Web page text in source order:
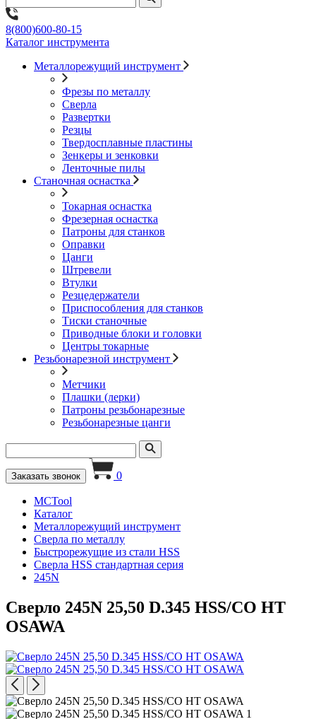
8(800)600-80-15
Каталог инструмента
Металлорежущий инструмент
Фрезы по металлу
Сверла
Развертки
Резцы
Твердосплавные пластины
Зенкеры и зенковки
Ленточные пилы
Станочная оснастка
Токарная оснастка
Фрезерная оснастка
Патроны для станков
Оправки
Цанги
Штревели
Втулки
Резцедержатели
Приспособления для станков
Тиски станочные
Приводные блоки и головки
Центры токарные
Резьбонарезной инструмент
Метчики
Плашки (лерки)
Патроны резьбонарезные
Резьбонарезные цанги
Заказать звонок 0
MCTool
Каталог
Металлорежущий инструмент
Сверла по металлу
Быстрорежущие из стали HSS
Сверла HSS стандартная серия
245N
Сверло 245N 25,50 D.345 HSS/CO HT
OSAWA